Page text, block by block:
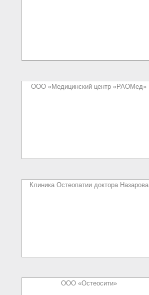
ООО «Медицинский центр «РАОМед»
Клиника Остеопатии доктора Назарова
ООО «Остеосити»